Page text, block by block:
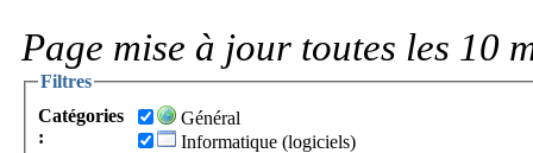
Page mise à jour toutes les 10
Filtres
Catégories
:
Général
Informatique (logiciels)